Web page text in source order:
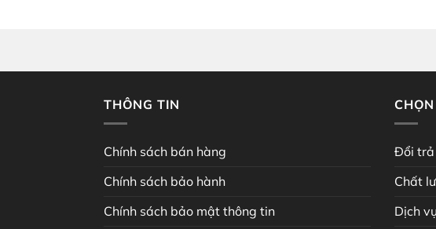
THÔNG TIN
Chính sách bán hàng
Chính sách bảo hành
Chính sách bảo mật thông tin
Đổi trả
Chất
Dịch